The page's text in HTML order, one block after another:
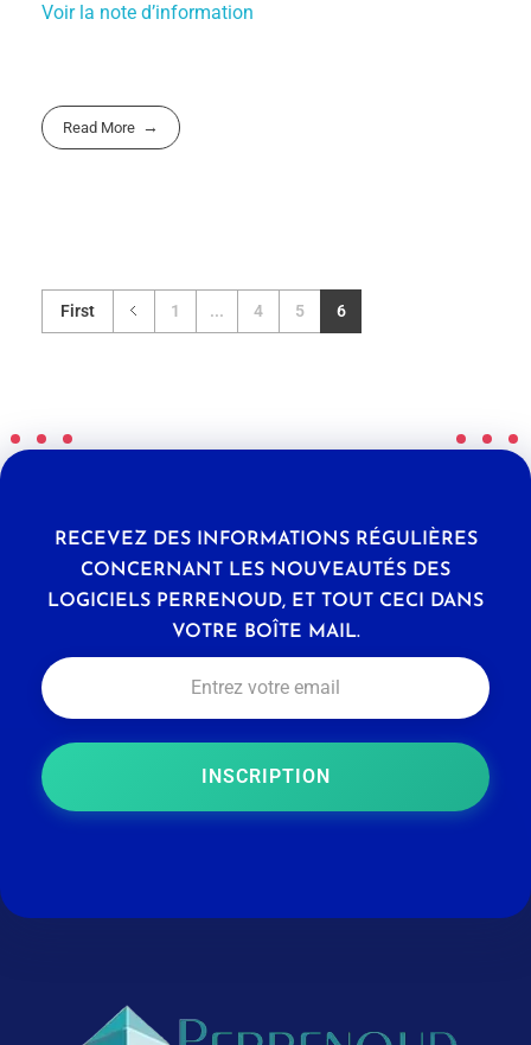
Voir la note d’information
Read More
First 1 ... 4 5 6
RECEVEZ DES INFORMATIONS RÉGULIÈRES
CONCERNANT LES NOUVEAUTÉS DES
LOGICIELS PERRENOUD, ET TOUT CECI DANS
VOTRE BOÎTE MAIL.
INSCRIPTION